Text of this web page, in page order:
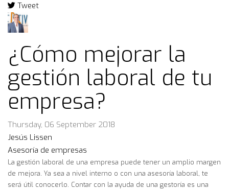
Tweet
pinterest
¿Cómo mejorar la
gestión laboral de tu
empresa?
Thursday, 06 September 2018
Jesús Lissen
Asesoría de empresas
La gestión laboral de una empresa puede tener un amplio margen
de mejora. Ya sea a nivel interno o con una asesoría laboral, te
será útil conocerlo. Contar con la ayuda de una gestoría es una